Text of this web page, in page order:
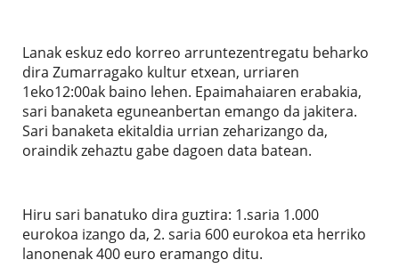
Lanak eskuz edo korreo arruntezentregatu beharko
dira Zumarragako kultur etxean, urriaren
1eko12:00ak baino lehen. Epaimahaiaren erabakia,
sari banaketa eguneanbertan emango da jakitera.
Sari banaketa ekitaldia urrian zeharizango da,
oraindik zehaztu gabe dagoen data batean.
Hiru sari banatuko dira guztira: 1.saria 1.000
eurokoa izango da, 2. saria 600 eurokoa eta herriko
lanonenak 400 euro eramango ditu.